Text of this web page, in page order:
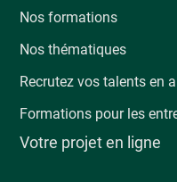
Nos formations
Nos thématiques
Recrutez vos talents en
Formations pour les
Votre projet en ligne